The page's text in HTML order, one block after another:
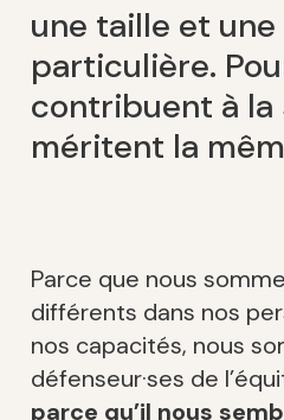
une taille et
particulière.
contribuent à
méritent la
Parce que nous
différents dans nos
nos capacités, nous
défenseur·ses de
parce qu’il nous